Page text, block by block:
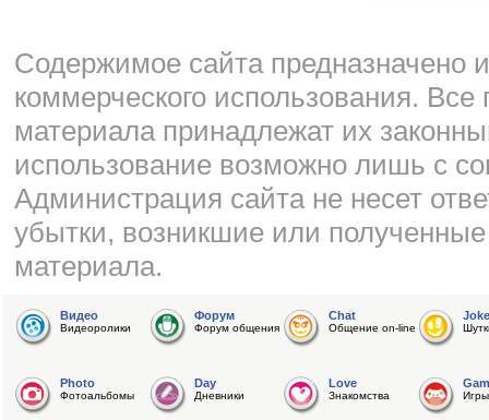
Cодержимое сайта предназначено
коммерческого использования.
материала принадлежат их
использование возможно лишь с
Администрация сайта не несет
убытки, возникшие или
материала.
Видео
Видеоролики
Форум
Форум общения
Chat
Общение on-line
Joke
Photo
Фотоальбомы
Day
Дневники
Love
Знакомства Игры